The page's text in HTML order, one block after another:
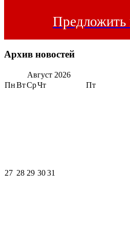
Предложить
Архив новостей
Август 2026
ПнВтСрЧт Пт
27 28 29 3031